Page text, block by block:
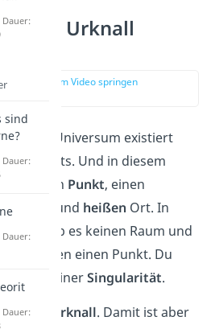
beim Urknall
zur Stelle im Video springen
unser Universum existiert
ein Nichts. Und in diesem
kleinen Punkt, einen
dichten und heißen Ort. In
gab es keinen Raum und
nur diesen einen Punkt. Du
von einerSingularität.
der
Urknall. Damit ist aber
Dauer:
sind
Dauer:
Dauer:
Dauer: